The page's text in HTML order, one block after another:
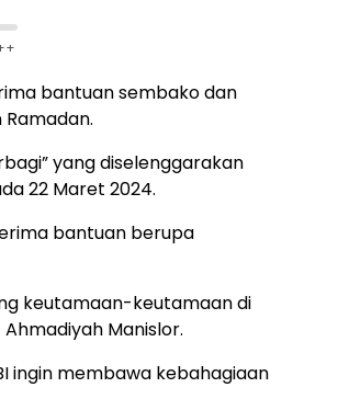
bantuan sembako dan
yang diselenggarakan
22 Maret 2024.
bantuan berupa
keutamaan-keutamaan di
Manislor.
ingin membawa kebahagiaan